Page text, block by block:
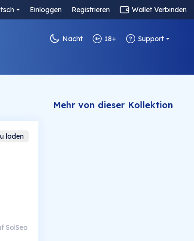
Einloggen Registrieren Wallet Verbinden
Nacht 18+ Support
laden
SolSea
Mehr von dieser Kollektion